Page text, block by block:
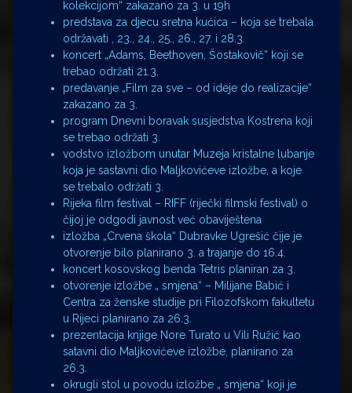
kolekcijom“ zakazano za 3. u 19h
predstava za djecu sretna kućica – koja se trebala
održavati , 23., 24., 25., 26., 27. i 28.3.
koncert „Adams, Beethoven, Šostakovič“ koji se
trebao održati 21.3.
predavanje „Film za sve – od ideje do realizacije“
zakazano za 3.
program Dnevni boravak susjedstva Kostrena koji
se trebao održati 3.
vodstvo izložbom unutar Muzeja kristalne lubanje
koja je sastavni dio Maljkovićeve izložbe, a koje
se trebalo održati 3.
Rijeka film festival – RIFF (riječki filmski festival) o
čijoj je odgodi javnost već obaviještena
izložba „Crvena škola“ Dubravke Ugrešić čije je
otvorenje bilo planirano 3. a trajanje do 16.4.
koncert kosovskog benda Tetris planiran za 3.
otvorenje izložbe „ smjena“ – Milijane Babić i
Centra za ženske studije pri Filozofskom fakultetu
u Rijeci planirano za 26.3.
prezentacija knjige Nore Turato u Vili Ružić kao
satavni dio Maljkovićeve izložbe, planirano za
26.3.
okrugli stol u povodu izložbe „ smjena“ koji je